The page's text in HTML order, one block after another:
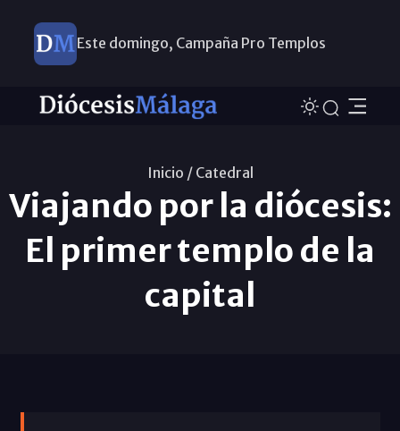
Este domingo, Campaña Pro Templos
Inicio / Catedral
Viajando por la diócesis:
El primer templo de la
capital